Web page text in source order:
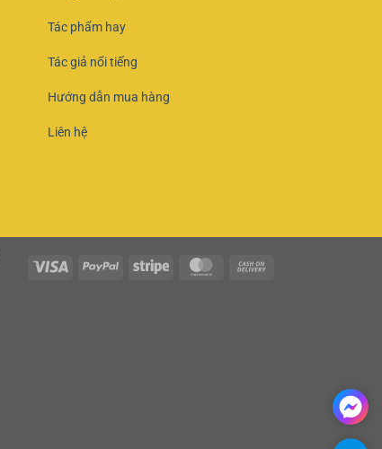
Tác phẩm hay
Tác giả nổi tiếng
Hướng dẫn mua hàng
Liên hệ